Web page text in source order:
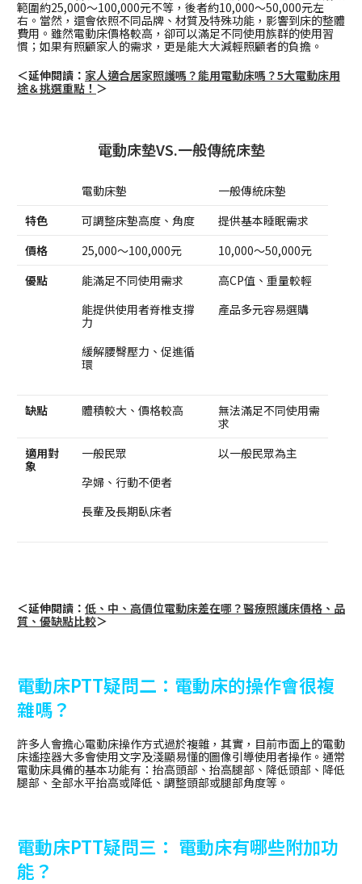
範圍約25,000～100,000元不等，後者約10,000～50,000元左
右。當然，還會依照不同品牌、材質及特殊功能，影響到床的整體
費用。雖然電動床價格較高，卻可以滿足不同使用族群的使用習
慣；如果有照顧家人的需求，更是能大大減輕照顧者的負擔。
＜延伸閱讀： 家人適合居家照護嗎？能用電動床嗎？5大電動床用
途＆挑選重點！ ＞
電動床墊VS.一般傳統床墊
電動床墊
一般傳統床墊
特色
可調整床墊高度、角度
提供基本睡眠需求
價格
25,000～100,000元
10,000～50,000元
優點
能滿足不同使用需求
能提供使用者脊椎支撐
力
緩解腰臀壓力、促進循
環
高CP值、重量較輕
產品多元容易選購
缺點 體積較大、價格較高
無法滿足不同使用需
求
適用對
象
一般民眾
孕婦、行動不便者
長輩及長期臥床者
以一般民眾為主
＜延伸閱讀： 低、中、高價位電動床差在哪？醫療照護床價格、品
質、優缺點比較＞
電動床PTT疑問二：電動床的操作會很複
雜嗎？
許多人會擔心電動床操作方式過於複雜，其實，目前市面上的電動
床遙控器大多會使用文字及淺顯易懂的圖像引導使用者操作。通常
電動床具備的基本功能有：抬高頭部、抬高腿部、降低頭部、降低
腿部、全部水平抬高或降低、調整頭部或腿部角度等。
電動床PTT疑問三： 電動床有哪些附加功
能？